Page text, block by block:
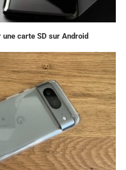
carte SD sur Android